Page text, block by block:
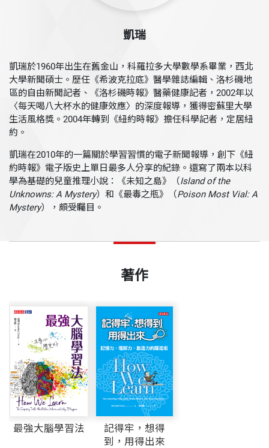
凱瑞
凱瑞於1960年出生在舊金山，科羅拉多大學數學系畢業，西北
大學新聞碩士。歷任《希波克拉底》醫學雜誌編輯、洛杉磯地
區的自由新聞記者、《洛杉磯時報》醫藥健康記者，2002年以
〈每天喝八大杯水的健康效應〉的深度報導，獲得密蘇里大學
生活風格獎。2004年轉到《紐約時報》擔任科學記者，定居紐
約。
凱瑞在2010年的一篇關於學習習慣的電子新聞報導，創下《紐
約時報》電子版史上單日最多人分享的紀錄。還寫了兩本以科
學為基礎的兒童推理小說：《未知之島》（Island of the
Unknowns: A Mystery）和《最毒之瓶》（Poison Most Vial: A
Mystery），頗受矚目。
著作
最強大腦學習法
記得牢，想得
到，用得出來